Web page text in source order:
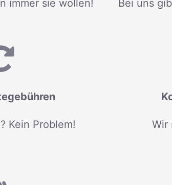
immer sie wollen! Bei uns
Kein Problem! Wir